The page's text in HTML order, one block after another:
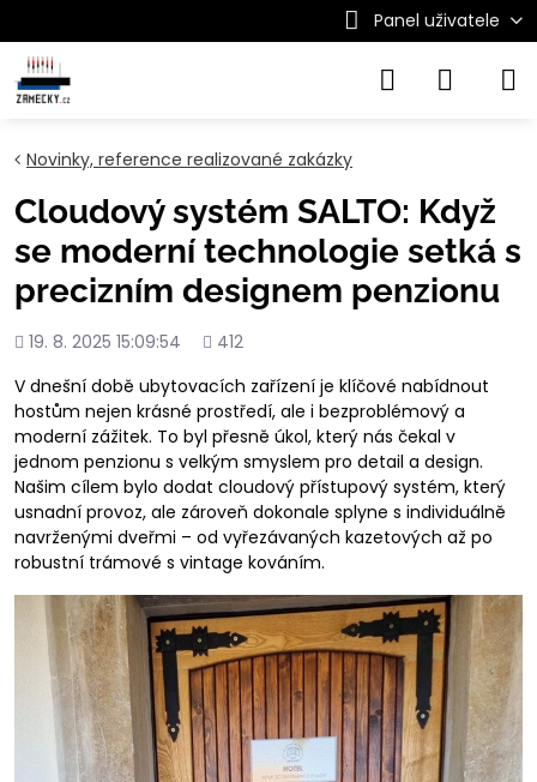
Panel uživatele
Novinky, reference realizované zakázky
Cloudový systém SALTO: Když
se moderní technologie setká s
precizním designem penzionu
Přidáno
19. 8. 2025 15:09:54
Počet
412
V dnešní době ubytovacích zařízení je klíčové nabídnout
hostům nejen krásné prostředí, ale i bezproblémový a
moderní zážitek. To byl přesně úkol, který nás čekal v
jednom penzionu s velkým smyslem pro detail a design.
Našim cílem bylo dodat cloudový přístupový systém, který
usnadní provoz, ale zároveň dokonale splyne s individuálně
navrženými dveřmi – od vyřezávaných kazetových až po
robustní trámové s vintage kováním.